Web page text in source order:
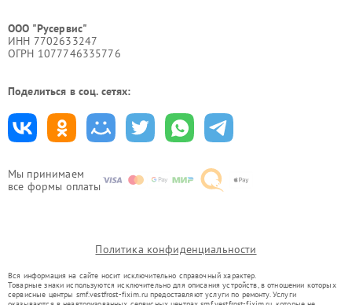
Мы принимаем
все формы оплаты
ООО "Русервис"
ИНН 7702633247
ОГРН 1077746335776
Поделиться в соц. сетях:
Политика конфиденциальности
Вся информация на сайте носит исключительно справочный характер.
Товарные знаки используются исключительно для описания устройств, в отношении которых
сервисные центры smf.vestfrost-fixim.ru предоставляют услуги по ремонту. Услуги